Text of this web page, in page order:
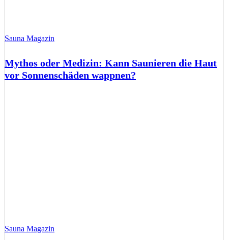
Sauna Magazin
Mythos oder Medizin: Kann Saunieren die Haut
vor Sonnenschäden wappnen?
Sauna Magazin